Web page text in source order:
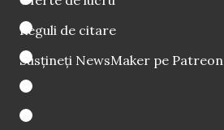
Reguli de citare
Susțineți NewsMaker pe Patreon